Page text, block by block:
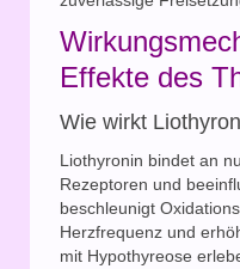
Effekte des
Wie wirkt
Liothyronin bindet an
Rezeptoren und
beschleunigt
Herzfrequenz und
mit Hypothyreose